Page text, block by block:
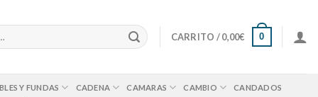
CARRITO /0,00€ 0
Y FUNDAS CADENA CAMARAS CAMBIO CANDADOS